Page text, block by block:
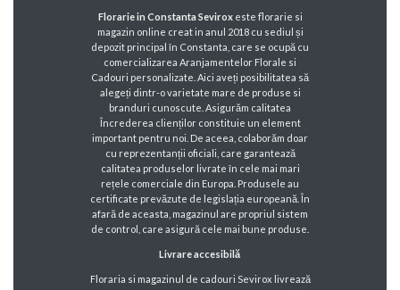
Florarie in Constanta Seviroxeste florarie si
magazin online creat in anul 2018 cu sediul și
depozit principal în Constanta, care se ocupă cu
comercializarea Aranjamentelor Florale si
Cadouri personalizate. Aici aveți posibilitatea să
alegeți dintr-o varietate mare de produse si
branduri cunoscute. Asigurăm calitatea
Încrederea clienților constituie un element
important pentru noi. De aceea, colaborăm doar
cu reprezentanții oficiali, care garantează
calitatea produselor livrate în cele mai mari
rețele comerciale din Europa. Produsele au
certificate prevăzute de legislația europeană. În
afară de aceasta, magazinul are propriul sistem
de control, care asigură cele mai bune produse.
Livrare accesibilă
Floraria si magazinul de cadouri Sevirox livrează